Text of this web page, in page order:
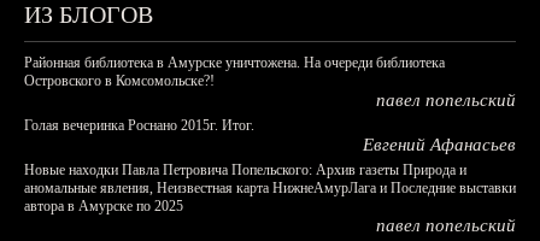
ИЗ БЛОГОВ
Районная библиотека в Амурске уничтожена. На очереди библиотека
Островского в Комсомольске?!
павел попельский
Голая вечеринка Роснано 2015г. Итог.
Евгений Афанасьев
Новые находки Павла Петровича Попельского: Архив газеты Природа и
аномальные явления, Неизвестная карта НижнеАмурЛага и Последние выставки
автора в Амурске по 2025
павел попельский